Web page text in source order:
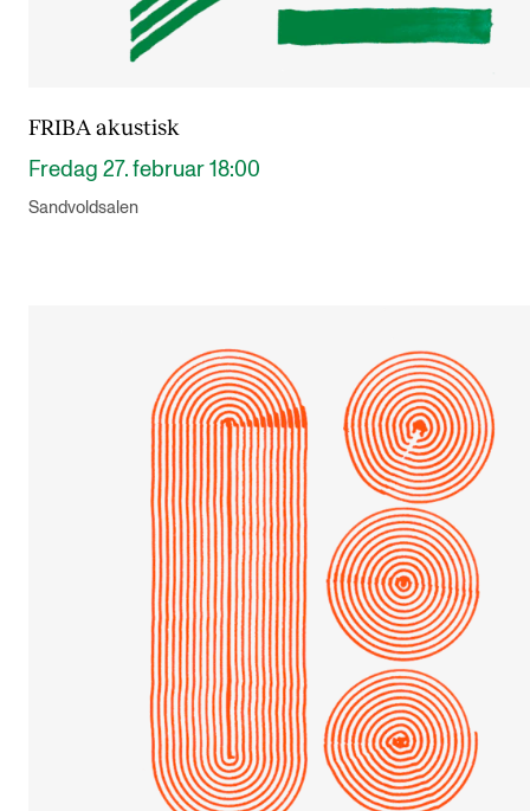
FRIBA akustisk
Fredag 27. februar 18:00
Sandvoldsalen